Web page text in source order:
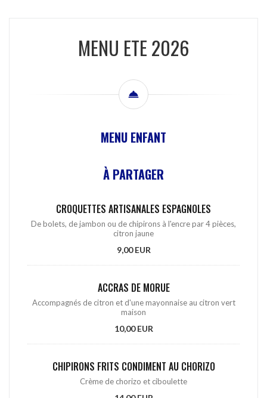
MENU ETE 2026
MENU ENFANT
À PARTAGER
CROQUETTES ARTISANALES ESPAGNOLES
De bolets, de jambon ou de chipirons à l'encre par 4 pièces,
citron jaune
9,00 EUR
ACCRAS DE MORUE
Accompagnés de citron et d'une mayonnaise au citron vert
maison
10,00 EUR
CHIPIRONS FRITS CONDIMENT AU CHORIZO
Crème de chorizo et ciboulette